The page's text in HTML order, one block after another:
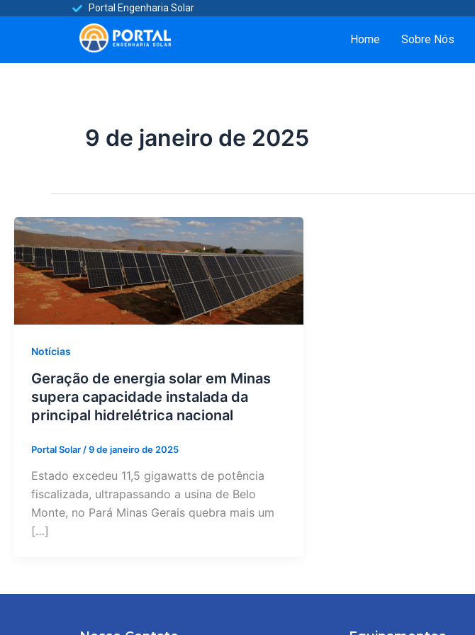
conteúdo
Portal Engenharia Solar​
Home Sobre Nós
9 de janeiro de 2025
Notícias
Geração de energia solar em Minas
supera capacidade instalada da
principal hidrelétrica nacional
Portal Solar /9 de janeiro de 2025
Estado excedeu 11,5 gigawatts de potência
fiscalizada, ultrapassando a usina de Belo
Monte, no Pará Minas Gerais quebra mais um
[…]